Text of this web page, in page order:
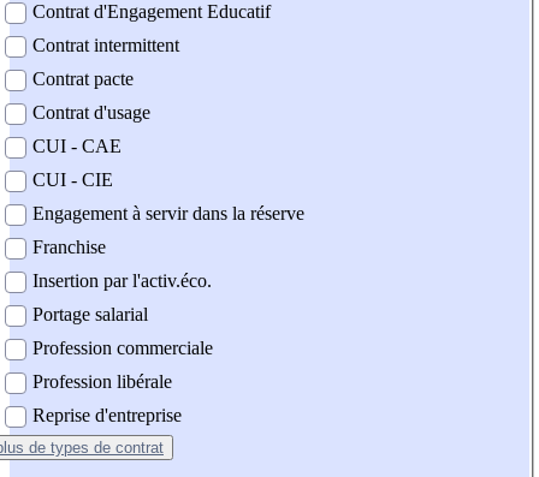
Contrat d'Engagement Educatif
Contrat intermittent
Contrat pacte
Contrat d'usage
CUI - CAE
CUI - CIE
Engagement à servir dans la réserve
Franchise
Insertion par l'activ.éco.
Portage salarial
Profession commerciale
Profession libérale
Reprise d'entreprise
de types de contrat